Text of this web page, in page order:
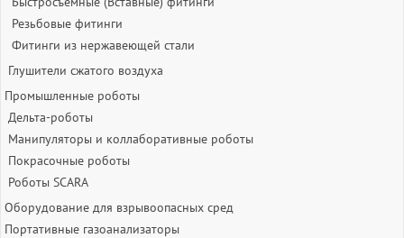
Резьбовые фитинги
Фитинги из нержавеющей стали
Глушители сжатого воздуха
Промышленные роботы
Дельта-роботы
Манипуляторы и коллаборативные роботы
Покрасочные роботы
Роботы SCARA
Оборудование для взрывоопасных сред
Портативные газоанализаторы